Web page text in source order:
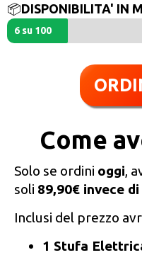
📦DISPONIBILITA' IN
6 su 100
Come
Solo se ordini oggi,
soli 89,90€ invece di
Inclusi del prezzo
1 Stufa